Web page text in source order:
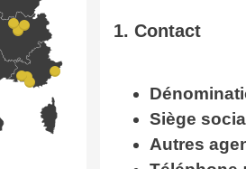
1. Contact
Siège
Autres